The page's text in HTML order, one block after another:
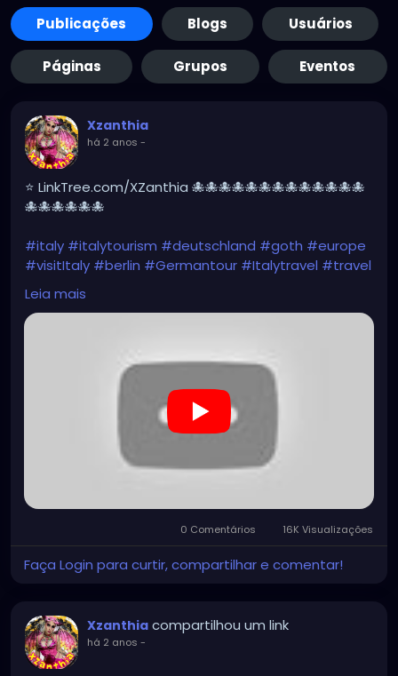
Publicações Blogs Usuários
Páginas Grupos Eventos
Xzanthia
há 2 anos -
⭐ LinkTree.com/XZanthia 🐙🐙🐙🐙🐙🐙🐙🐙🐙🐙🐙🐙🐙
🐙🐙🐙🐙🐙🐙
#italy #italytourism #deutschland #goth #europe
#visitItaly #berlin #Germantour #Italytravel #travel
#italyhiking
#italytrip
#beautiful
#gothic#Italytrip#hiking
https://www.youtube.com/playlist?
list=PLefQhVvsKgE010piyDDSSrGgo1PqU_M_Y
Leia mais
0 Comentários 16K Visualizações
Faça Login para curtir, compartilhar e comentar!
Xzanthia compartilhou um link
há 2 anos -